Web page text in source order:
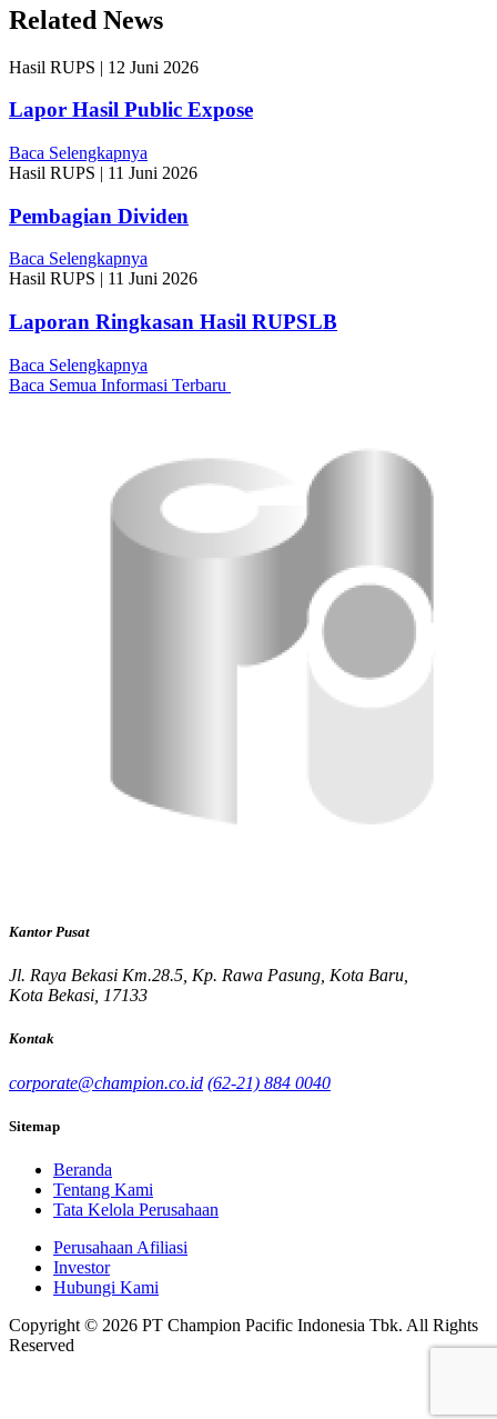
Related News
Hasil RUPS | 12 Juni 2026
Lapor Hasil Public Expose
Baca Selengkapnya
Hasil RUPS | 11 Juni 2026
Pembagian Dividen
Baca Selengkapnya
Hasil RUPS
11 Juni 2026
Laporan Ringkasan Hasil RUPSLB
Baca Selengkapnya
Baca Semua Informasi Terbaru
Kantor Pusat
Jl. Raya Bekasi Km.28.5, Kp. Rawa Pasung, Kota Baru,
Kota Bekasi, 17133
Kontak
corporate@champion.co.id (62-21) 884 0040
Sitemap
Beranda
Tentang Kami
Tata Kelola Perusahaan
Perusahaan Afiliasi
Investor
Hubungi Kami
Copyright © 2026 PT Champion Pacific Indonesia Tbk. All Rights
Reserved